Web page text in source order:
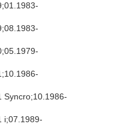
Syncro;10.1986-
i;07.1989-